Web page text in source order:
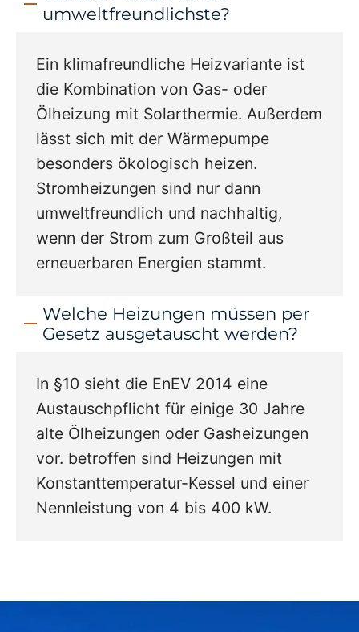
umweltfreundlichste?
Ein klimafreundliche Heizvariante ist
die Kombination von Gas- oder
Ölheizung mit Solarthermie. Außerdem
lässt sich mit der Wärmepumpe
besonders ökologisch heizen.
Stromheizungen sind nur dann
umweltfreundlich und nachhaltig,
wenn der Strom zum Großteil aus
erneuerbaren Energien stammt.
Welche Heizungen müssen per
Gesetz ausgetauscht werden?
In §10 sieht die EnEV 2014 eine
Austauschpflicht für einige 30 Jahre
alte Ölheizungen oder Gasheizungen
vor. betroffen sind Heizungen mit
Konstanttemperatur-Kessel und einer
Nennleistung von 4 bis 400 kW.